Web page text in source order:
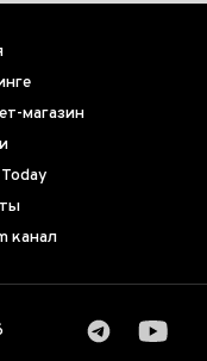
магазин
канал